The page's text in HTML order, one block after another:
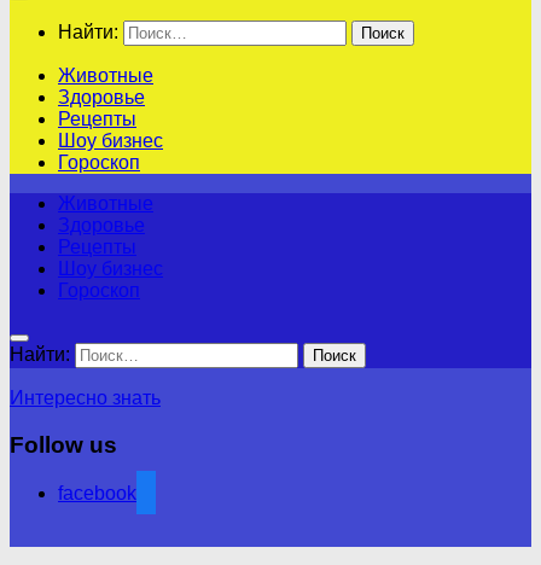
Найти:
Животные
Здоровье
Рецепты
Шоу бизнес
Гороскоп
Животные
Здоровье
Рецепты
Шоу бизнес
Гороскоп
Найти:
Интересно знать
Follow us
facebook